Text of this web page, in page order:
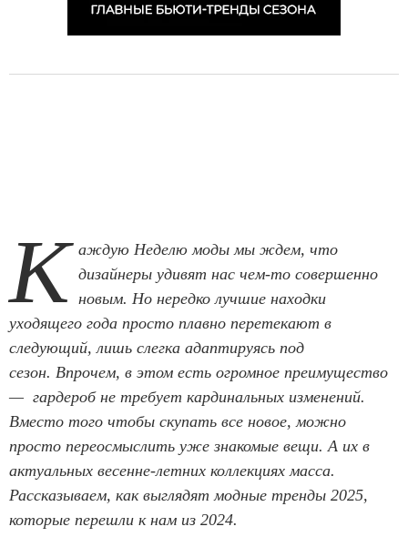
К аждую Неделю моды мы ждем, что
дизайнеры удивят нас чем-то совершенно
новым. Но нередко лучшие находки
уходящего года просто плавно перетекают в
следующий, лишь слегка адаптируясь под
сезон. Впрочем, в этом есть огромное преимущество
— гардероб не требует кардинальных изменений.
Вместо того чтобы скупать все новое, можно
просто переосмыслить уже знакомые вещи. А их в
актуальных весенне-летних коллекциях масса.
Рассказываем, как выглядят модные тренды 2025,
которые перешли к нам из 2024.